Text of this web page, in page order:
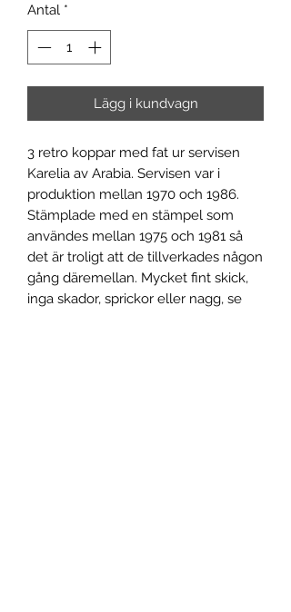
Antal *
Lägg i kundvagn
3 retro koppar med fat ur servisen
Karelia av Arabia. Servisen var i
produktion mellan 1970 och 1986.
Stämplade med en stämpel som
användes mellan 1975 och 1981 så
det är troligt att de tillverkades någon
gång däremellan. Mycket fint skick,
inga skador, sprickor eller nagg, se